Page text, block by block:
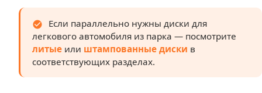
Если параллельно нужны диски для
легкового автомобиля из парка — посмотрите
литые или штампованные диски в
соответствующих разделах.